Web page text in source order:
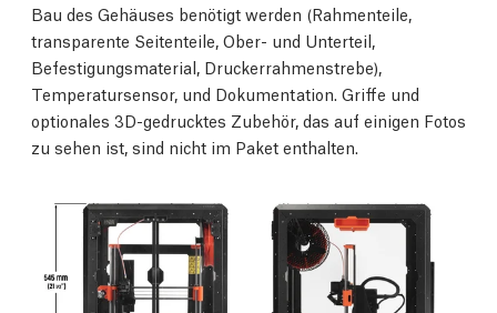
Bau des Gehäuses benötigt werden (Rahmenteile,
transparente Seitenteile, Ober- und Unterteil,
Befestigungsmaterial, Druckerrahmenstrebe),
Temperatursensor, und Dokumentation. Griffe und
optionales 3D-gedrucktes Zubehör, das auf einigen Fotos
zu sehen ist, sind nicht im Paket enthalten.